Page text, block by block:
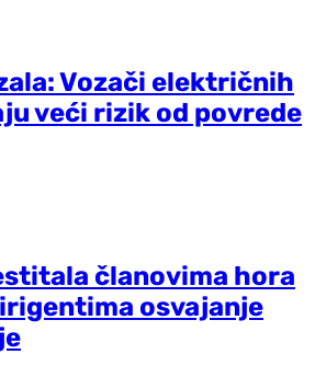
Vozači električnih
veći rizik od povrede
članovima hora
osvajanje